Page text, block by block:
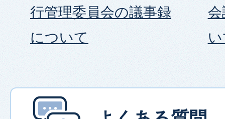
行管理委員会の議事録
について